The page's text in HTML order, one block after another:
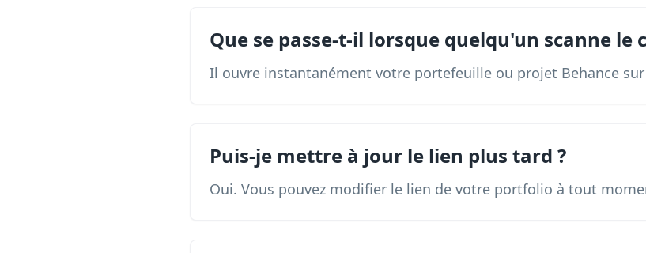
Que se passe-t-il lorsque quelqu'un scanne le
Il ouvre instantanément votre portefeuille ou projet Behance
Puis-je mettre à jour le lien plus tard ?
Oui. Vous pouvez modifier le lien de votre portfolio à tout